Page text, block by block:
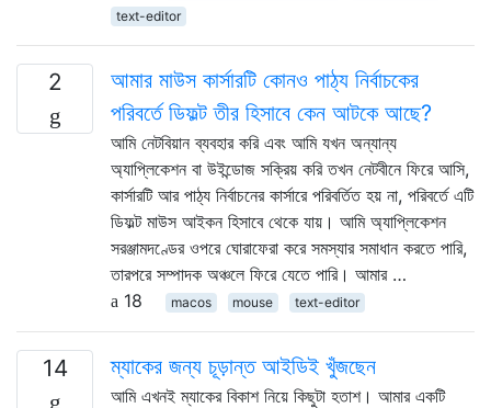
text-editor
2
আমার মাউস কার্সারটি কোনও পাঠ্য নির্বাচকের
পরিবর্তে ডিফল্ট তীর হিসাবে কেন আটকে আছে?
আমি নেটবিয়ান ব্যবহার করি এবং আমি যখন অন্যান্য
অ্যাপ্লিকেশন বা উইন্ডোজ সক্রিয় করি তখন নেটবীনে ফিরে আসি,
কার্সারটি আর পাঠ্য নির্বাচনের কার্সারে পরিবর্তিত হয় না, পরিবর্তে এটি
ডিফল্ট মাউস আইকন হিসাবে থেকে যায়। আমি অ্যাপ্লিকেশন
সরঞ্জামদণ্ডের ওপরে ঘোরাফেরা করে সমস্যার সমাধান করতে পারি,
তারপরে সম্পাদক অঞ্চলে ফিরে যেতে পারি। আমার …
18
macos mouse text-editor
14 ম্যাকের জন্য চূড়ান্ত আইডিই খুঁজছেন
আমি এখনই ম্যাকের বিকাশ নিয়ে কিছুটা হতাশ। আমার একটি